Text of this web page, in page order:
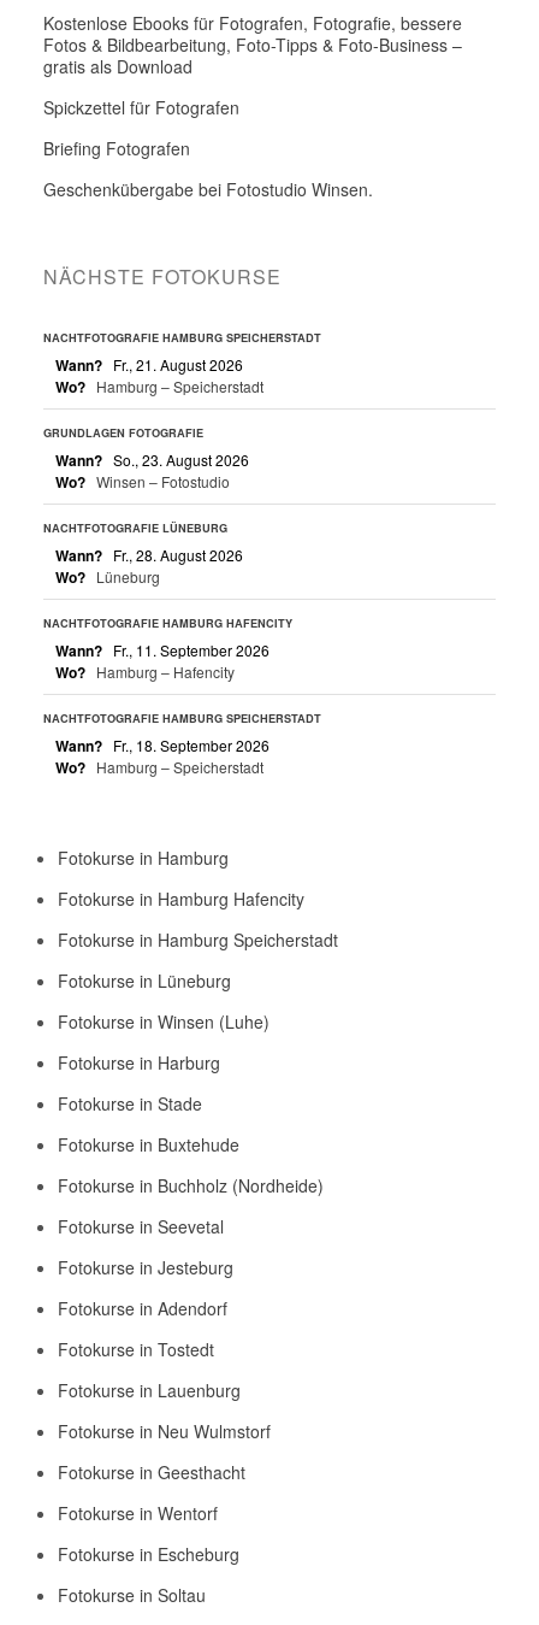
Kostenlose Ebooks für Fotografen, Fotografie, bessere
Fotos & Bildbearbeitung, Foto-Tipps & Foto-Business –
gratis als Download
Spickzettel für Fotografen
Briefing Fotografen
Geschenkübergabe bei Fotostudio Winsen.
NÄCHSTE FOTOKURSE
NACHTFOTOGRAFIE HAMBURG SPEICHERSTADT
Wann? Fr., 21. August 2026
Wo? Hamburg – Speicherstadt
GRUNDLAGEN FOTOGRAFIE
Wann? So., 23. August 2026
Wo? Winsen – Fotostudio
NACHTFOTOGRAFIE LÜNEBURG
Wann? Fr., 28. August 2026
Wo? Lüneburg
NACHTFOTOGRAFIE HAMBURG HAFENCITY
Wann? Fr., 11. September 2026
Wo? Hamburg – Hafencity
NACHTFOTOGRAFIE HAMBURG SPEICHERSTADT
Wann? Fr., 18. September 2026
Wo? Hamburg – Speicherstadt
Fotokurse in Hamburg
Fotokurse in Hamburg Hafencity
Fotokurse in Hamburg Speicherstadt
Fotokurse in Lüneburg
Fotokurse in Winsen (Luhe)
Fotokurse in Harburg
Fotokurse in Stade
Fotokurse in Buxtehude
Fotokurse in Buchholz (Nordheide)
Fotokurse in Seevetal
Fotokurse in Jesteburg
Fotokurse in Adendorf
Fotokurse in Tostedt
Fotokurse in Lauenburg
Fotokurse in Neu Wulmstorf
Fotokurse in Geesthacht
Fotokurse in Wentorf
Fotokurse in Escheburg
Fotokurse in Soltau